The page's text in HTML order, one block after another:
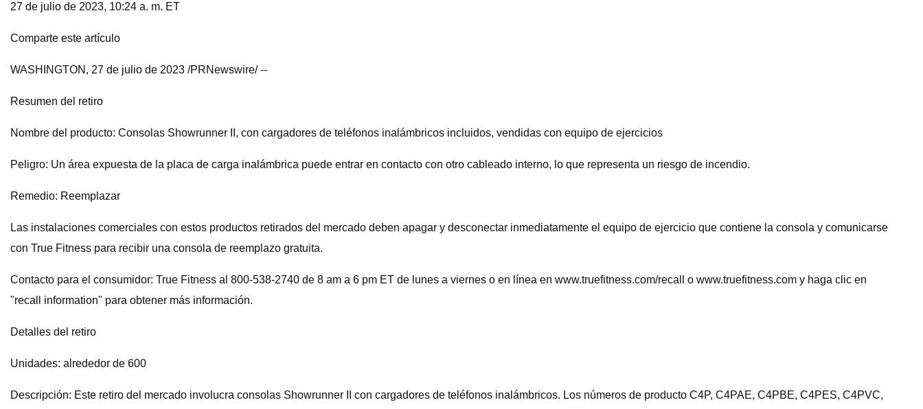
27 de julio de 2023, 10:24 a. m. ET
Comparte este artículo
WASHINGTON, 27 de julio de 2023 /PRNewswire/ --
Resumen del retiro
Nombre del producto: Consolas Showrunner II, con cargadores de teléfonos inalámbricos incluidos, vendidas con equipo de ejercicios
Peligro: Un área expuesta de la placa de carga inalámbrica puede entrar en contacto con otro cableado interno, lo que representa un riesgo de incendio.
Remedio: Reemplazar
Las instalaciones comerciales con estos productos retirados del mercado deben apagar y desconectar inmediatamente el equipo de ejercicio que contiene la consola y comunicarse
con True Fitness para recibir una consola de reemplazo gratuita.
Contacto para el consumidor: True Fitness al 800-538-2740 de 8 am a 6 pm ET de lunes a viernes o en línea en www.truefitness.com/recall o www.truefitness.com y haga clic en
"recall information" para obtener más información.
Detalles del retiro
Unidades: alrededor de 600
Descripción: Este retiro del mercado involucra consolas Showrunner II con cargadores de teléfonos inalámbricos. Los números de producto C4P, C4PAE, C4PBE, C4PES, C4PVC,